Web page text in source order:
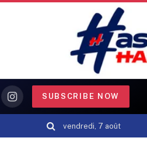
Instagram
SUBSCRIBE NOW
vendredi, 7 août